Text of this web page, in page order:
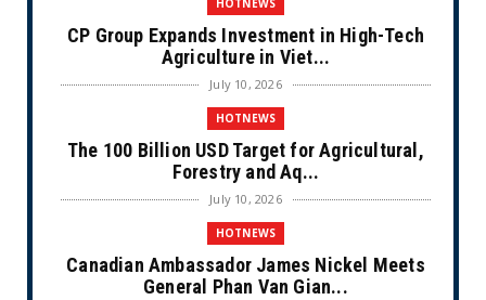
HOTNEWS
CP Group Expands Investment in High-Tech
Agriculture in Viet...
July 10, 2026
HOTNEWS
The 100 Billion USD Target for Agricultural,
Forestry and Aq...
July 10, 2026
HOTNEWS
Canadian Ambassador James Nickel Meets
General Phan Van Gian...